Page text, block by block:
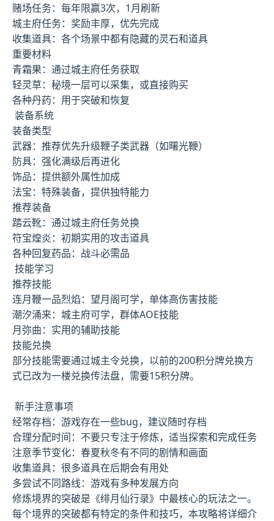
赌场任务：每年限赢3次，1月刷新
城主府任务：奖励丰厚，优先完成
收集道具：各个场景中都有隐藏的灵石和道具
重要材料
青霜果：通过城主府任务获取
轻灵草：秘境一层可以采集，或直接购买
各种丹药：用于突破和恢复
装备系统
装备类型
武器：推荐优先升级鞭子类武器（如曙光鞭）
防具：强化满级后再进化
饰品：提供额外属性加成
法宝：特殊装备，提供独特能力
推荐装备
踏云靴：通过城主府任务兑换
符宝煌炎：初期实用的攻击道具
各种回复药品：战斗必需品
技能学习
推荐技能
连月鞭一品烈焰：望月阁可学，单体高伤害技能
潮汐涌来：城主府可学，群体AOE技能
月弥曲：实用的辅助技能
技能兑换
部分技能需要通过城主令兑换，以前的200积分牌兑换方
式已改为一楼兑换传法盘，需要15积分牌。
新手注意事项
经常存档：游戏存在一些bug，建议随时存档
合理分配时间：不要只专注于修炼，适当探索和完成任务
注意季节变化：春夏秋冬有不同的剧情和画面
收集道具：很多道具在后期会有用处
多尝试不同路线：游戏有多种发展方向
修炼境界的突破是《绯月仙行录》中最核心的玩法之一。
每个境界的突破都有特定的条件和技巧，本攻略将详细介